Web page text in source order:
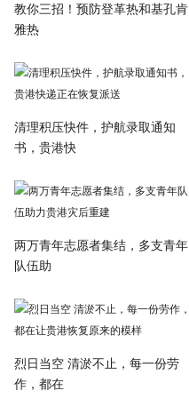
教你三招！预防登革热和基孔肯
雅热
清理积压快件，护航录取通知
书，贵港快
两万青年志愿者集结，多支青年
队伍助
烈日当空 清淤不止，每一份劳
作，都在